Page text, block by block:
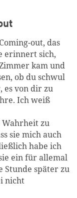
out, das
erinnert sich,
kam und
ob du schwul
es von dir zu
Ich weiß
Wahrheit zu
sie mich auch
habe ich
ein für allemal
Stunde später zu
nicht